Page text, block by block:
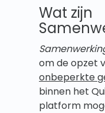
Wat zijn
om de opzet
onbeperkte
binnen het
platform